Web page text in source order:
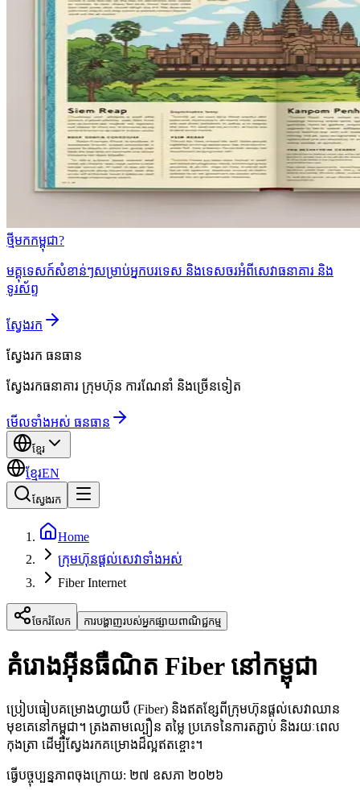
ថ្មីមកកម្ពុជា?
មគ្គុទេសក៍សំខាន់ៗសម្រាប់អ្នកបរទេស និងទេសចរអំពីសេវាធនាគារ និង
ទូរស័ព្ទ
ស្វែងរក
ស្វែងរក ធនធាន
ស្វែងរកធនាគារ ក្រុមហ៊ុន ការណែនាំ និងច្រើនទៀត
មើលទាំងអស់ ធនធាន
ខ្មែរ
ខ្មែរEN
ស្វែងរក
Home
ក្រុមហ៊ុនផ្តល់សេវាទាំងអស់
Fiber Internet
ចែករំលែក ការបង្ហាញរបស់អ្នកផ្សាយពាណិជ្ជកម្ម
គំរោងអ៊ីនធឺណិត Fiber នៅកម្ពុជា
ប្រៀបធៀបគម្រោងហ្វាយបឺ (Fiber) និងឥតខ្សែពីក្រុមហ៊ុនផ្តល់សេវាឈាន
មុខគេនៅកម្ពុជា។ ត្រងតាមល្បឿន តម្លៃ ប្រភេទនៃការតភ្ជាប់ និងរយៈពេល
កុងត្រា ដើម្បីស្វែងរកគម្រោងដ៏ល្អឥតខ្ចោះ។
ធ្វើបច្ចុប្បន្នភាពចុងក្រោយ: ២៧ ឧសភា ២០២៦